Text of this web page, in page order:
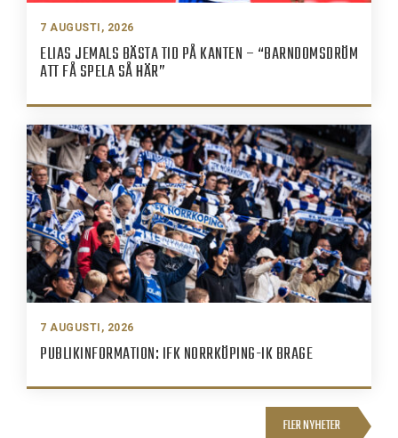
7 AUGUSTI, 2026
ELIAS JEMALS BÄSTA TID PÅ KANTEN – “BARNDOMSDRÖM
ATT FÅ SPELA SÅ HÄR”
7 AUGUSTI, 2026
PUBLIKINFORMATION: IFK NORRKÖPING-IK BRAGE
FLER NYHETER